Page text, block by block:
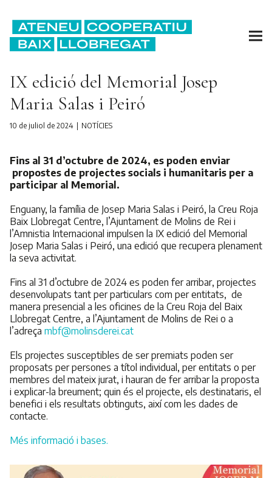
IX edició del Memorial Josep
Maria Salas i Peiró
10 de juliol de 2024 NOTÍCIES
Fins al 31 d’octubre de 2024, es poden enviar
propostes de projectes socials i humanitaris per a
participar al Memorial.
Enguany, la família de Josep Maria Salas i Peiró, la Creu Roja
Baix Llobregat Centre, l’Ajuntament de Molins de Rei i
l’Amnistia Internacional impulsen la IX edició del Memorial
Josep Maria Salas i Peiró, una edició que recupera plenament
la seva activitat.
Fins al 31 d’octubre de 2024 es poden fer arribar, projectes
desenvolupats tant per particulars com per entitats, de
manera presencial a les oficines de la Creu Roja del Baix
Llobregat Centre, a l’Ajuntament de Molins de Rei o a
l’adreça mbf@molinsderei.cat
Els projectes susceptibles de ser premiats poden ser
proposats per persones a títol individual, per entitats o per
membres del mateix jurat, i hauran de fer arribar la proposta
i explicar-la breument; quin és el projecte, els destinataris, el
benefici i els resultats obtinguts, així com les dades de
contacte.
Més informació i bases.